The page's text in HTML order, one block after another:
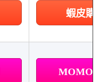
蝦皮購
MOMO